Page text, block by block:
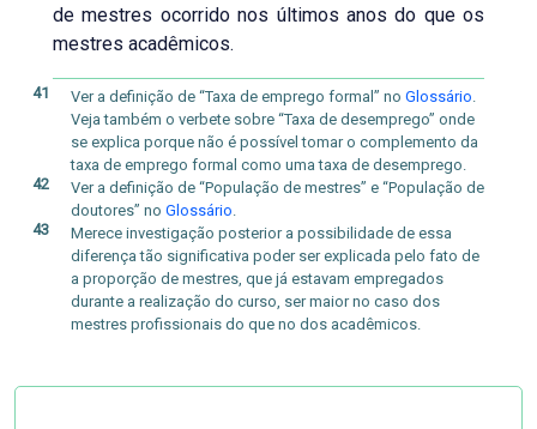
de mestres ocorrido nos últimos anos do que os
mestres acadêmicos.
41 Ver a definição de “Taxa de emprego formal” no Glossário.
Veja também o verbete sobre “Taxa de desemprego” onde
se explica porque não é possível tomar o complemento da
taxa de emprego formal como uma taxa de desemprego.
42
Ver a definição de “População de mestres” e “População de
doutores” no Glossário.
43
Merece investigação posterior a possibilidade de essa
diferença tão significativa poder ser explicada pelo fato de
a proporção de mestres, que já estavam empregados
durante a realização do curso, ser maior no caso dos
mestres profissionais do que no dos acadêmicos.